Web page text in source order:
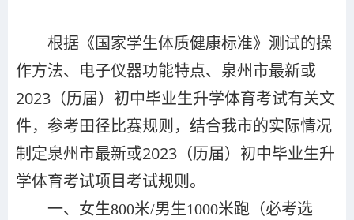
根据《国家学生体质健康标准》测试的操
作方法、电子仪器功能特点、泉州市最新或
2023（历届）初中毕业生升学体育考试有关文
件，参考田径比赛规则，结合我市的实际情况
制定泉州市最新或2023（历届）初中毕业生升
学体育考试项目考试规则。
一、女生800米/男生1000米跑
（必考选